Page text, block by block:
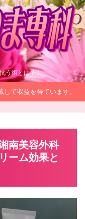
う術とは？！
て収益を得ています。
南美容外科
ーム効果と